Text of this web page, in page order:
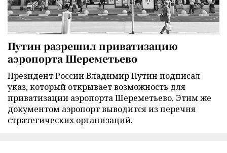
Путин разрешил приватизацию
аэропорта Шереметьево
Президент России Владимир Путин подписал
указ, который открывает возможность для
приватизации аэропорта Шереметьево. Этим же
документом аэропорт выводится из перечня
стратегических организаций.